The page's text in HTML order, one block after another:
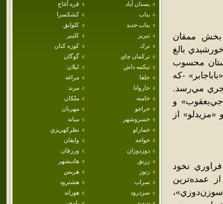
بستان آباد
قره آغاج
بناب
كشكسرا
بناب جديد
كلوانق
تبريز
كليبر
ترك
كوزه كنان
تركمان چاي
گوگان
تيكمه داش
ليلان
جلفا
مراغه
خاروانا
مرند
خامنه
ملكان
خراجو
مهربان
خسروشهر
ميانه
خمارلو
نظركهريزي
خواجه
وايقان
دوزدوزان
ورزقان
زرنق
هاديشهر
زنوز
هريس
سراب
هشترود
سردرود
هوراند
بخش ممقان
آذرشهر واقع شده‌است. جمعيت اين شهر در سال 1385 خورشيدي بالغ
استان محسوب
-که
مي‌رسد.
و
از
نخود
عمده‌ترين